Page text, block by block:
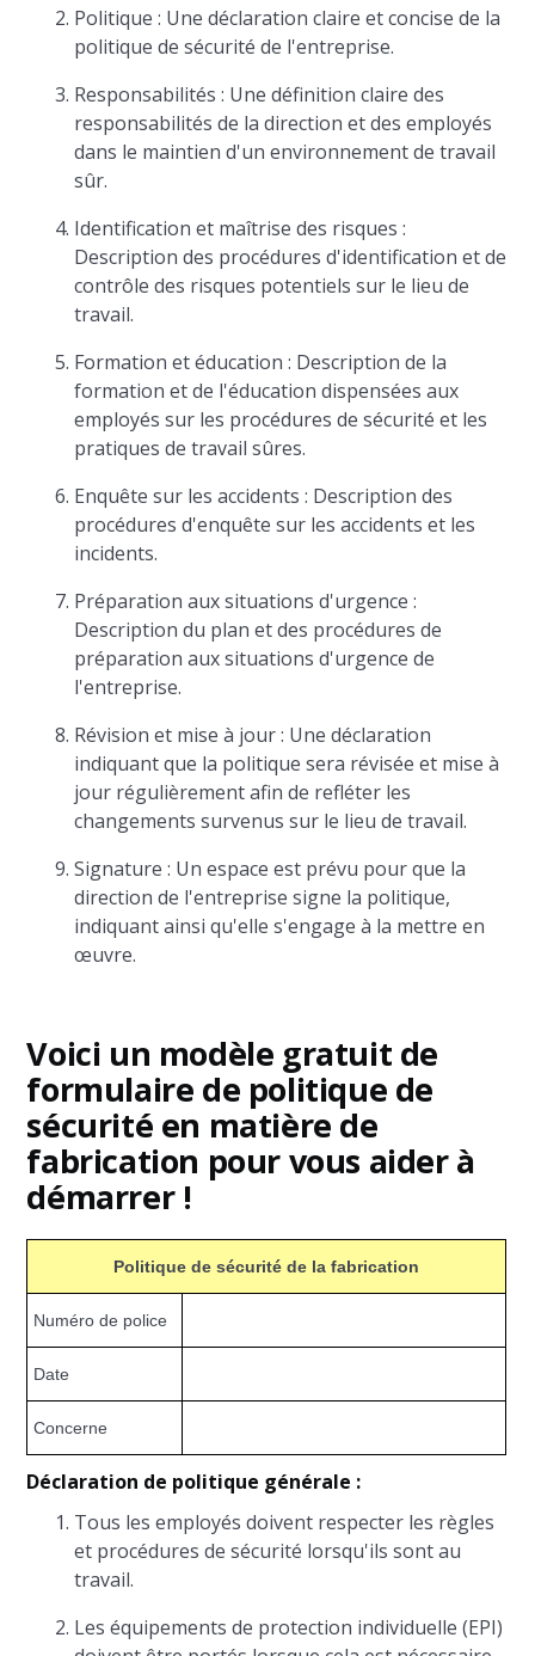
Politique : Une déclaration claire et concise de la
politique de sécurité de l'entreprise.
Responsabilités : Une définition claire des
responsabilités de la direction et des employés
dans le maintien d'un environnement de travail
sûr.
Identification et maîtrise des risques :
Description des procédures d'identification et de
contrôle des risques potentiels sur le lieu de
travail.
Formation et éducation : Description de la
formation et de l'éducation dispensées aux
employés sur les procédures de sécurité et les
pratiques de travail sûres.
Enquête sur les accidents : Description des
procédures d'enquête sur les accidents et les
incidents.
Préparation aux situations d'urgence :
Description du plan et des procédures de
préparation aux situations d'urgence de
l'entreprise.
Révision et mise à jour : Une déclaration
indiquant que la politique sera révisée et mise à
jour régulièrement afin de refléter les
changements survenus sur le lieu de travail.
Signature : Un espace est prévu pour que la
direction de l'entreprise signe la politique,
indiquant ainsi qu'elle s'engage à la mettre en
œuvre.
Voici un modèle gratuit de
formulaire de politique de
sécurité en matière de
fabrication pour vous aider à
démarrer !
Politique de sécurité de la fabrication
Numéro de police
Date
Concerne
Déclaration de politique générale :
Tous les employés doivent respecter les règles
et procédures de sécurité lorsqu'ils sont au
travail.
Les équipements de protection individuelle (EPI)